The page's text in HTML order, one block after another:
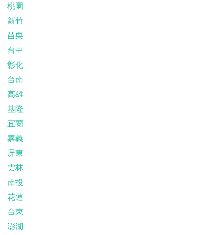
桃園
新竹
苗栗
台中
彰化
台南
高雄
基隆
宜蘭
嘉義
屏東
雲林
南投
花蓮
台東
澎湖